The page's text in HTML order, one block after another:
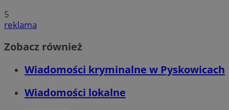
5
reklama
Zobacz również
Wiadomości kryminalne w Pyskowicach
Wiadomości lokalne